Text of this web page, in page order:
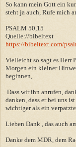
So kann mein Gott ein
steht ja auch, Rufe mich
PSALM 50,15
Quelle://bibeltext
https://bibeltext.com/
Vielleicht so sagt es Herr
Morgen ein kleiner
beginnen,
Dass wir ihn anrufen,
danken, dass er bei uns
wichtiger als ein
Lieben Dank , das auch
Danke dem MDR, dem